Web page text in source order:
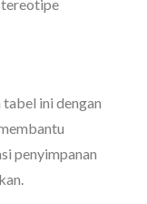
ini dengan
penyimpanan